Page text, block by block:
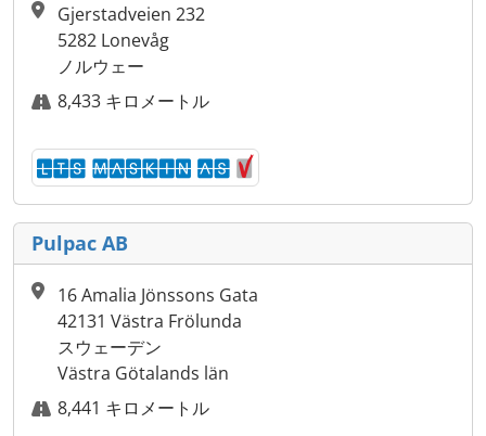
Gjerstadveien 232
5282 Lonevåg
ノルウェー
8,433 キロメートル
Pulpac AB
16 Amalia Jönssons Gata
42131 Västra Frölunda
スウェーデン
Västra Götalands län
8,441 キロメートル